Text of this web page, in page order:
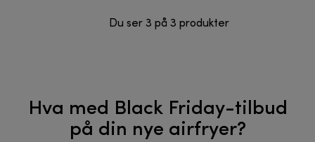
Du ser 3 på 3 produkter
Hva med Black Friday-tilbud
på din nye airfryer?